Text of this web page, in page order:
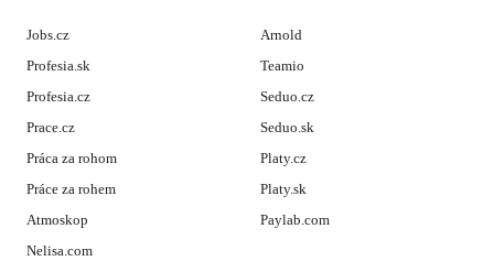
Jobs.cz
Profesia.sk
Profesia.cz
Prace.cz
Práca za rohom
Práce za rohem
Atmoskop
Nelisa.com
Arnold
Teamio
Seduo.cz
Seduo.sk
Platy.cz
Platy.sk
Paylab.com